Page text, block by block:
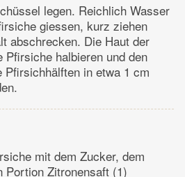
legen. Reichlich Wasser
giessen, kurz ziehen
abschrecken. Die Haut der
Pfirsiche halbieren und den
Pfirsichhälften in etwa 1 cm
mit dem Zucker, dem
Portion Zitronensaft (1)